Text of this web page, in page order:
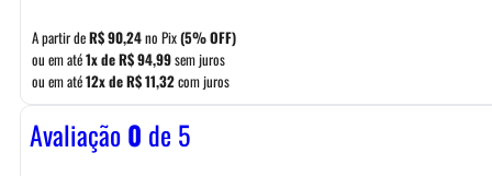
A partir deR$90,24no Pix(5% OFF)
ou em até1x deR$94,99sem juros
ou em até12x deR$11,32com juros
Avaliação0 de 5